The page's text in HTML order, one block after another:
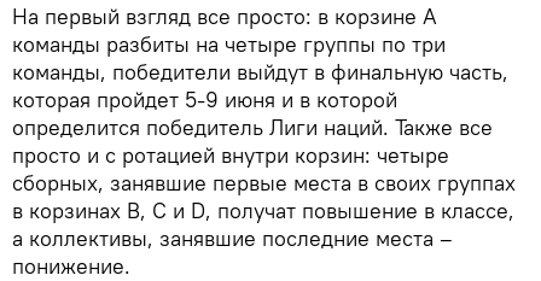
На первый взгляд все просто: в корзине А
команды разбиты на четыре группы по три
команды, победители выйдут в финальную часть,
которая пройдет 5-9 июня и в которой
определится победитель Лиги наций. Также все
просто и с ротацией внутри корзин: четыре
сборных, занявшие первые места в своих группах
в корзинах В, С и D, получат повышение в классе,
а коллективы, занявшие последние места –
понижение.